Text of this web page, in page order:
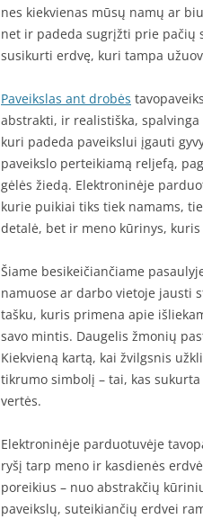
nes kiekvienas mūsų namų ar
net ir padeda sugrįžti prie pačių
susikurti erdvę, kuri tampa
Paveikslas ant drobės
abstrakti, ir realistiška,
kuri padeda paveikslui įgauti
paveikslo perteikiamą reljefą,
gėlės žiedą. Elektroninėje
kurie puikiai tiks tiek namams,
detalė, bet ir meno kūrinys,
Šiame besikeičiančiame
namuose ar darbo vietoje jausti
tašku, kuris primena apie
savo mintis. Daugelis žmonių
Kiekvieną kartą, kai žvilgsnis
tikrumo simbolį – tai, kas
vertės.
Elektroninėje parduotuvėje
ryšį tarp meno ir kasdienės
poreikius – nuo abstrakčių
paveikslų, suteikiančių erdvei